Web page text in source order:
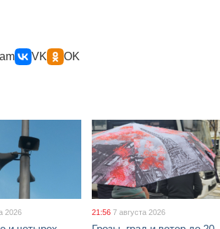
VK OK
2026 21:56 7 августа 2026